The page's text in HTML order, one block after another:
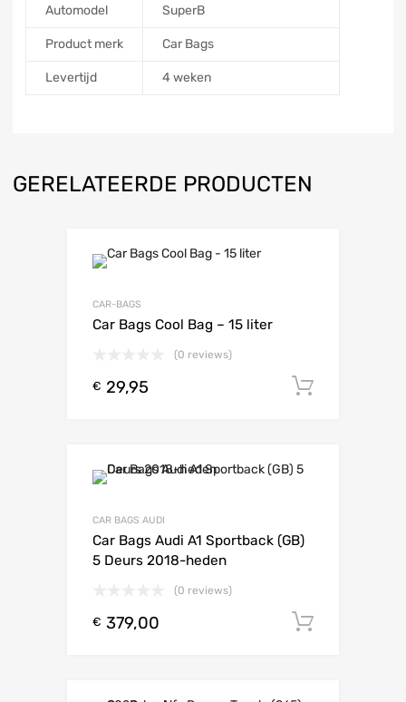
Automodel SuperB
Product merk Car Bags
Levertijd 4 weken
GERELATEERDE PRODUCTEN
CAR-BAGS
Car Bags Cool Bag – 15 liter
(0 reviews)
€ 29,95
CAR BAGS AUDI
Car Bags Audi A1 Sportback (GB)
5 Deurs 2018-heden
(0 reviews)
€ 379,00